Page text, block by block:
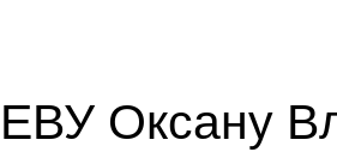
Оксану